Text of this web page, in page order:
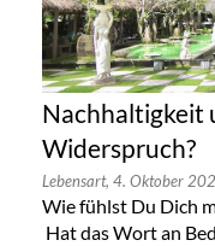
Nachhaltigkeit
Widerspruch?
Lebensart, 4. Oktober
Wie fühlst Du Dich
Hat das Wort an